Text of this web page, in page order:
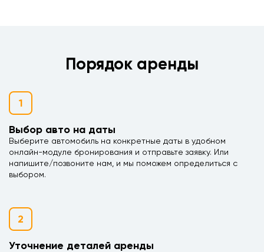
Порядок аренды
1
Выбор авто на даты
Выберите автомобиль на конкретные даты в удобном
онлайн-модуле бронирования и отправьте заявку. Или
напишите/позвоните нам, и мы поможем определиться с
выбором.
2
Уточнение деталей аренды